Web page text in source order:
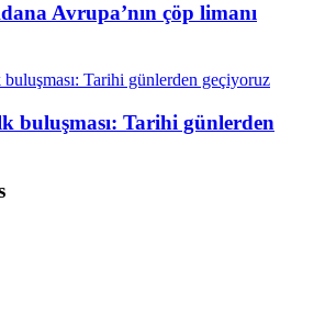
Avrupa’nın çöp limanı
buluşması: Tarihi günlerden